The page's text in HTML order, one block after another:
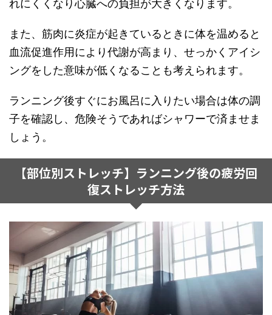
れにくくなり心臓への負担が大きくなります。
また、筋肉に炎症が起きているときに体を温めると
血流促進作用により代謝が高まり、せっかくアイシ
ングをした意味が低くなることも考えられます。
ランニング後すぐにお風呂に入りたい場合は体の調
子を確認し、危険そうであればシャワーで済ませま
しょう。
【部位別ストレッチ】ランニング後の疲労回
復ストレッチ方法